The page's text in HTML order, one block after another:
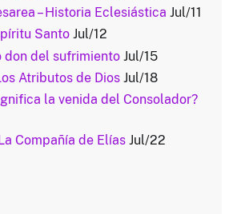
– Historia Eclesiástica Jul/11
Santo Jul/12
don del sufrimiento Jul/15
Atributos de Dios Jul/18
la venida del Consolador?
Compañía de Elías Jul/22